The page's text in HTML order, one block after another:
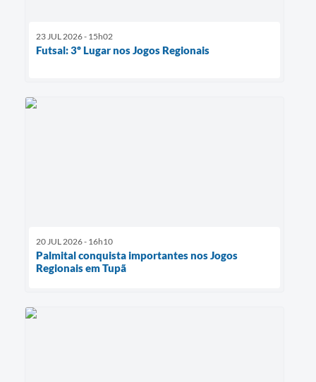
23 JUL 2026 - 15h02
Futsal: 3º Lugar nos Jogos Regionais
20 JUL 2026 - 16h10
Palmital conquista importantes nos Jogos
Regionais em Tupã